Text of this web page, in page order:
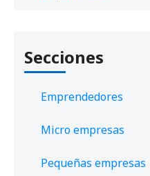
Secciones
Emprendedores
Micro empresas
Pequeñas empresas